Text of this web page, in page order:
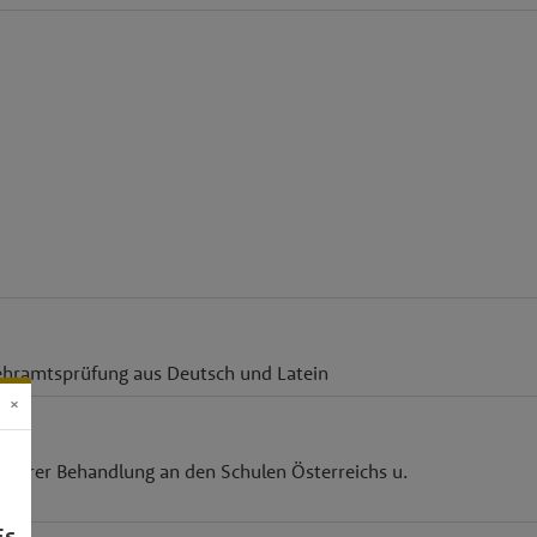
aus Deutsch und Latein
Behandlung an den Schulen Österreichs u.
×